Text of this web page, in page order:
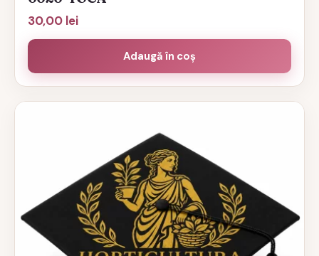
30,00 lei
Adaugă în coș